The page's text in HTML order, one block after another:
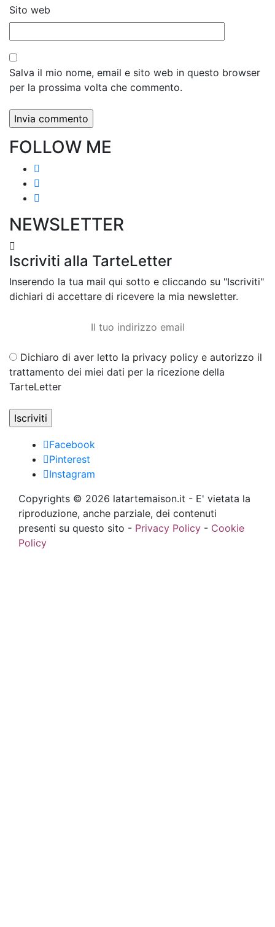
Sito web
Salva il mio nome, email e sito web in questo browser
per la prossima volta che commento.
FOLLOW ME
NEWSLETTER
Iscriviti alla TarteLetter
Inserendo la tua mail qui sotto e cliccando su "Iscriviti"
dichiari di accettare di ricevere la mia newsletter.
Dichiaro di aver letto la privacy policy e autorizzo il
trattamento dei miei dati per la ricezione della
TarteLetter
Facebook
Pinterest
Instagram
Copyrights © 2026 latartemaison.it - E' vietata la
riproduzione, anche parziale, dei contenuti
presenti su questo sito - Privacy Policy - Cookie
Policy